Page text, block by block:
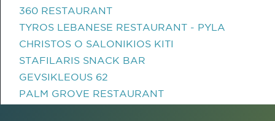
360 RESTAURANT
TYROS LEBANESE RESTAURANT - PYLA
CHRISTOS O SALONIKIOS KITI
STAFILARIS SNACK BAR
GEVSIKLEOUS 62
PALM GROVE RESTAURANT